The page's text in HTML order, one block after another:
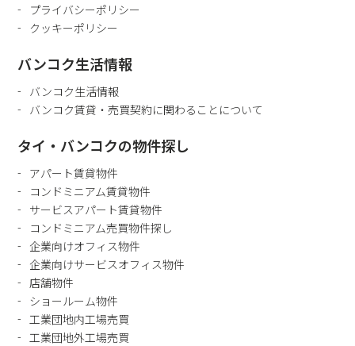
プライバシーポリシー
クッキーポリシー
バンコク生活情報
バンコク生活情報
バンコク賃貸・売買契約に関わることについて
タイ・バンコクの物件探し
アパート賃貸物件
コンドミニアム賃貸物件
サービスアパート賃貸物件
コンドミニアム売買物件探し
企業向けオフィス物件
企業向けサービスオフィス物件
店舗物件
ショールーム物件
工業団地内工場売買
工業団地外工場売買